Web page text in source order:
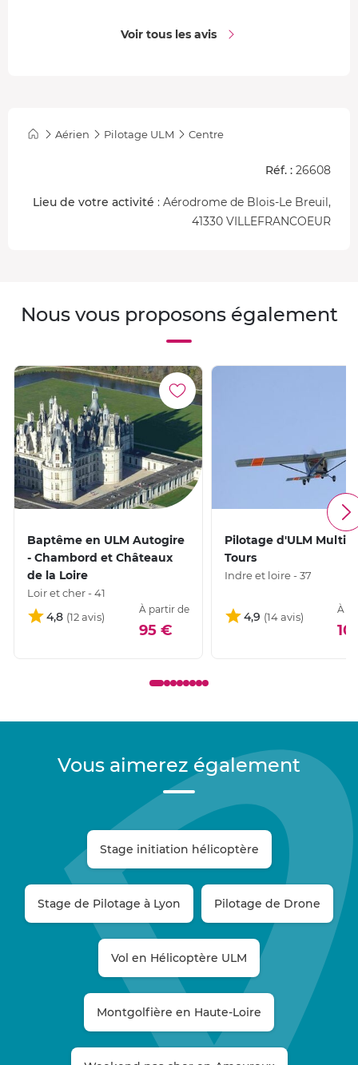
chevaux le propulse à unevitesse moyenne entre 110 et
atterrissages courts. Avec son habitacle découvert, il
Voir tous les avis
Aérien Pilotage ULM Centre
Réf. : 26608
Lieu de votre activité : Aérodrome de Blois-Le Breuil,
41330 VILLEFRANCOEUR
Nous vous proposons également
Baptême en ULM Autogire
- Chambord et Châteaux
de la Loire
Loir et cher - 41
4,8
À partir de
95 €
Pilotage d'ULM
Tours
Indre et loire - 37
4,9
À
Vous aimerez également
Stage initiation hélicoptère
Stage de Pilotage à Lyon Pilotage de Drone
Vol en Hélicoptère ULM
Montgolfière en Haute-Loire